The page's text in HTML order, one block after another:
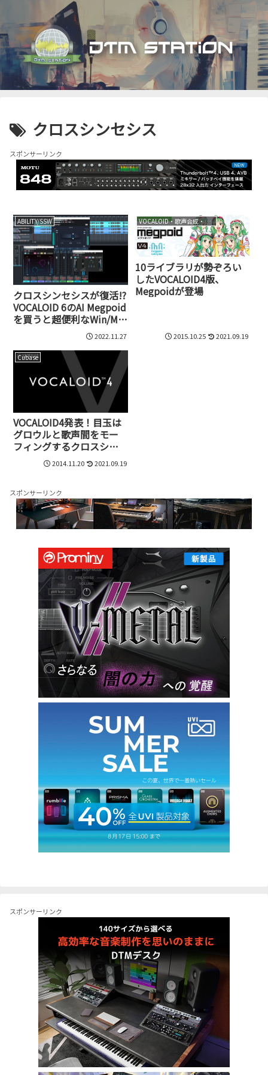
クロスシンセシス
スポンサーリンク
ABILITY/SSW
クロスシンセシスが復活!?
VOCALOID 6のAI Megpoid
を買うと超便利なWin/Mac
対応プラグイン3種が付い
2022.11.27
VOCALOID・歌声合成・音声合成
10ライブラリが勢ぞろい
したVOCALOID4版、
Megpoidが登場
2015.10.25 2021.09.19
Cubase
VOCALOID4発表！目玉は
グロウルと歌声間をモー
フィングするクロスシン
2014.11.20 2021.09.19
スポンサーリンク
スポンサーリンク